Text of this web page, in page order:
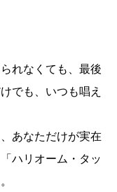
れなくても、最後
でも、いつも唱え
あなただけが実在
ハリオーム・タッ